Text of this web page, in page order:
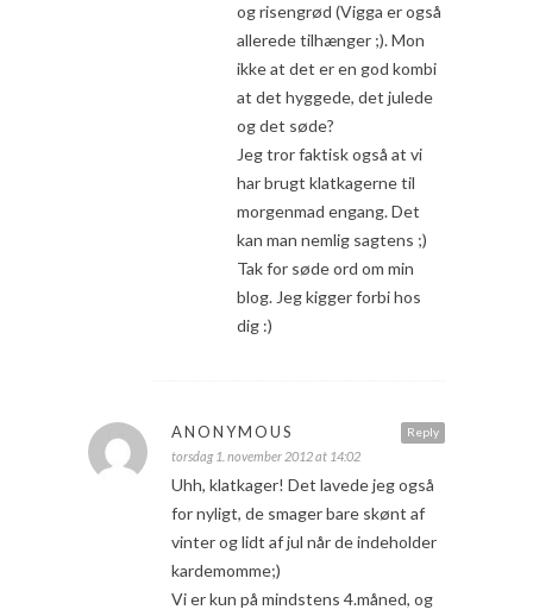
og risengrød (Vigga er også
allerede tilhænger ;). Mon
ikke at det er en god kombi
at det hyggede, det julede
og det søde?
Jeg tror faktisk også at vi
har brugt klatkagerne til
morgenmad engang. Det
kan man nemlig sagtens ;)
Tak for søde ord om min
blog. Jeg kigger forbi hos
dig :)
Reply
ANONYMOUS
torsdag 1. november 2012 at 14:02
Uhh, klatkager! Det lavede jeg også
for nyligt, de smager bare skønt af
vinter og lidt af jul når de indeholder
kardemomme;)
Vi er kun på mindstens 4.måned, og